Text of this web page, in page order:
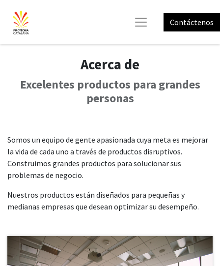
Contáctenos
Acerca de
Excelentes productos para grandes
personas
Somos un equipo de gente apasionada cuya meta es mejorar
la vida de cada uno a través de productos disruptivos.
Construimos grandes productos para solucionar sus
problemas de negocio.
Nuestros productos están diseñados para pequeñas y
medianas empresas que desean optimizar su desempeño.